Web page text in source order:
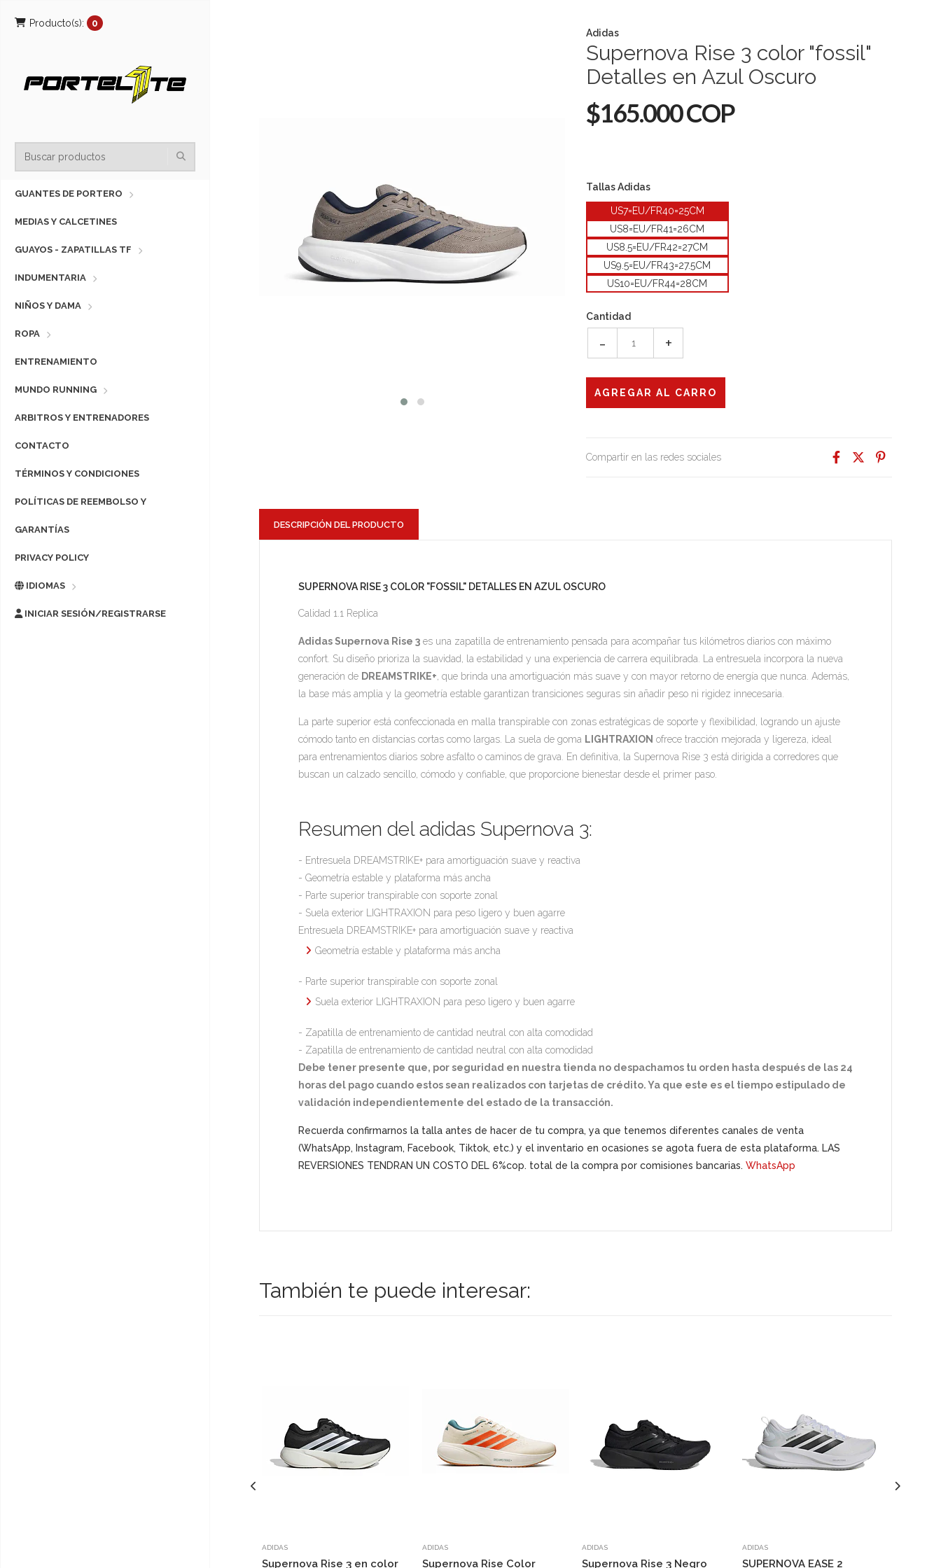
Producto(s): 0
GUANTES DE PORTERO
MEDIAS Y CALCETINES
GUAYOS - ZAPATILLAS TF
INDUMENTARIA
NIÑOS Y DAMA
ROPA
ENTRENAMIENTO
MUNDO RUNNING
ARBITROS Y ENTRENADORES
CONTACTO
TÉRMINOS Y CONDICIONES
POLÍTICAS DE REEMBOLSO Y
GARANTÍAS
PRIVACY POLICY
IDIOMAS
INICIAR SESIÓN/REGISTRARSE
Adidas
Supernova Rise 3 color "fossil"
Detalles en Azul Oscuro
$165.000 COP
Tallas Adidas
US7=EU/FR40=25CM
US8=EU/FR41=26CM
US8.5=EU/FR42=27CM
US9.5=EU/FR43=27.5CM
US10=EU/FR44=28CM
Cantidad
- +
Compartir en las redes sociales
DESCRIPCIÓN DEL PRODUCTO
SUPERNOVA RISE 3 COLOR "FOSSIL" DETALLES EN AZUL OSCURO
Calidad 1.1 Replica
Adidas Supernova Rise 3 es una zapatilla de entrenamiento pensada para acompañar tus kilómetros diarios con máximo
confort. Su diseño prioriza la suavidad, la estabilidad y una experiencia de carrera equilibrada. La entresuela incorpora la nueva
generación de DREAMSTRIKE+ , que brinda una amortiguación más suave y con mayor retorno de energía que nunca. Además,
la base más amplia y la geometría estable garantizan transiciones seguras sin añadir peso ni rigidez innecesaria.
La parte superior está confeccionada en malla transpirable con zonas estratégicas de soporte y flexibilidad, logrando un ajuste
cómodo tanto en distancias cortas como largas. La suela de goma LIGHTRAXION ofrece tracción mejorada y ligereza, ideal
para entrenamientos diarios sobre asfalto o caminos de grava. En definitiva, la Supernova Rise 3 está dirigida a corredores que
buscan un calzado sencillo, cómodo y confiable, que proporcione bienestar desde el primer paso.
Resumen del adidas Supernova 3:
- Entresuela DREAMSTRIKE+ para amortiguación suave y reactiva
- Geometría estable y plataforma más ancha
- Parte superior transpirable con soporte zonal
- Suela exterior LIGHTRAXION para peso ligero y buen agarre
Entresuela DREAMSTRIKE+ para amortiguación suave y reactiva
Geometría estable y plataforma más ancha
- Parte superior transpirable con soporte zonal
Suela exterior LIGHTRAXION para peso ligero y buen agarre
- Zapatilla de entrenamiento de cantidad neutral con alta comodidad
- Zapatilla de entrenamiento de cantidad neutral con alta comodidad
Debe tener presente que, por seguridad en nuestra tienda no despachamos tu orden hasta después de las 24
horas del pago cuando estos sean realizados con tarjetas de crédito. Ya que este es el tiempo estipulado de
validación independientemente del estado de la transacción.
Recuerda confirmarnos la talla antes de hacer de tu compra, ya que tenemos diferentes canales de venta
(WhatsApp, Instagram, Facebook, Tiktok, etc.) y el inventario en ocasiones se agota fuera de esta plataforma. LAS
REVERSIONES TENDRAN UN COSTO DEL 6%cop. total de la compra por comisiones bancarias. WhatsApp
También te puede interesar:
ADIDAS
Supernova Rise 3 en color
ADIDAS
Supernova Rise Color
ADIDAS
Supernova Rise 3 Negro
ADIDAS
SUPERNOVA EASE 2